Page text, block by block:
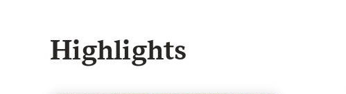
Highlights